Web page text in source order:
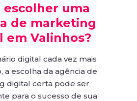
escolher uma
de marketing
em Valinhos?
digital cada vez mais
a escolha da agência de
digital certa pode ser
para o sucesso de sua